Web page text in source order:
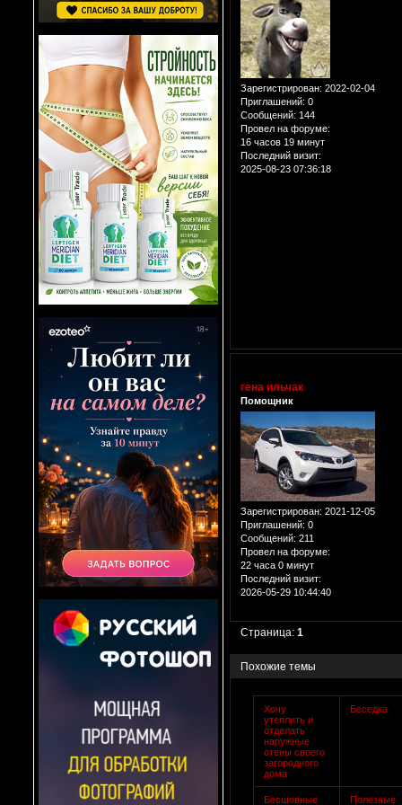
Зарегистрирован: 2022-02-04
Приглашений: 0
Сообщений: 144
Провел на форуме:
16 часов 19 минут
Последний визит:
2025-08-23 07:36:18
гена ильчак
Помощник
Зарегистрирован: 2021-12-05
Приглашений: 0
Сообщений: 211
Провел на форуме:
22 часа 0 минут
Последний визит:
2026-05-29 10:44:40
Страница:1
Похожие темы
Хочу
утеплить и
отделать
наружные
стены своего
загородного
дома
Беседка
Бесшовные
Полезные